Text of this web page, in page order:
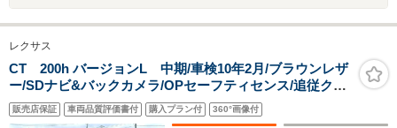
レクサス
CT 200h バージョンL 中期/車検10年2月/ブラウンレザ
ー/SDナビ&バックカメラ/OPセーフティセンス/追従クル
コン/5.1ch対応10スピーカー/シート&ステアヒーター/ビ
ルトインETC/LEDヘッドライト
販売店保証 車両品質評価書付 購入プラン付 360°画像付